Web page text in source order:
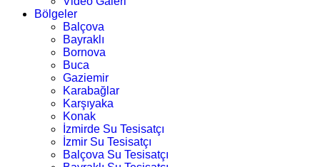
Bölgeler
Balçova
Bayraklı
Bornova
Buca
Gaziemir
Karabağlar
Karşıyaka
Konak
İzmirde Su Tesisatçı
İzmir Su Tesisatçı
Balçova Su Tesisatçı